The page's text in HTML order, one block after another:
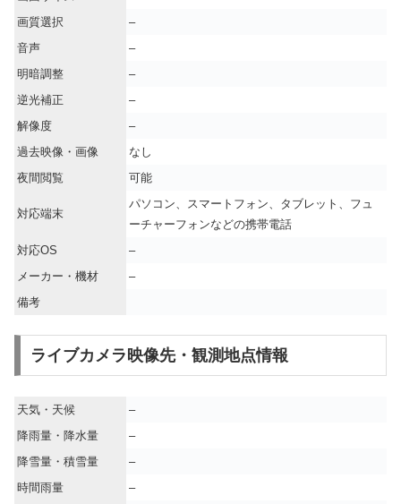
画質選択
–
音声
–
明暗調整
–
逆光補正
–
解像度
–
過去映像・画像
なし
夜間閲覧
可能
対応端末
パソコン、スマートフォン、タブレット、フュ
ーチャーフォンなどの携帯電話
対応OS
–
メーカー・機材
–
備考
ライブカメラ映像先・観測地点情報
天気・天候
–
降雨量・降水量
–
降雪量・積雪量
–
時間雨量
–